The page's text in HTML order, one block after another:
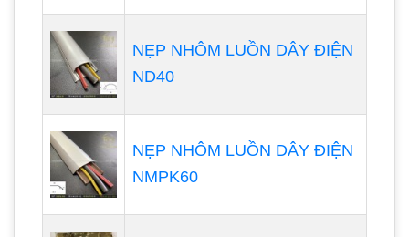
NẸP NHÔM LUỒN DÂY ĐIỆN
ND40
NẸP NHÔM LUỒN DÂY ĐIỆN
NMPK60